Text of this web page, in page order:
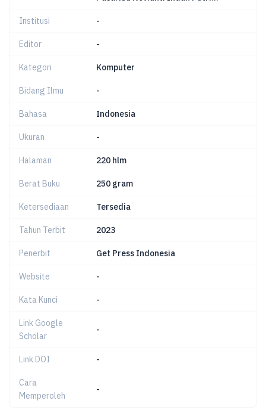
Institusi -
Editor -
Kategori Komputer
Bidang Ilmu -
Bahasa Indonesia
Ukuran -
Halaman 220 hlm
Berat Buku 250 gram
Ketersediaan Tersedia
Tahun Terbit 2023
Penerbit Get Press Indonesia
Website -
Kata Kunci -
Link Google
Scholar
-
Link DOI -
Cara
Memperoleh
-